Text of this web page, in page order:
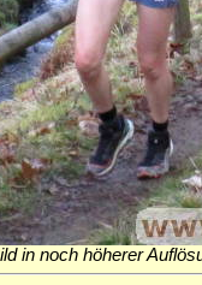
in noch höherer